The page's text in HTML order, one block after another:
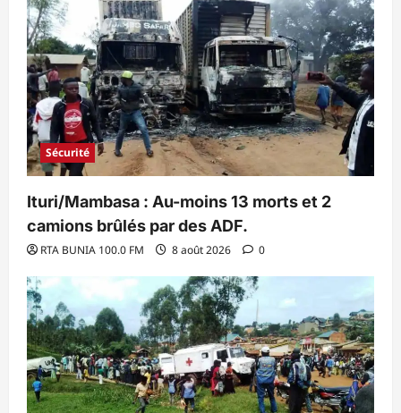
Sécurité
Ituri/Mambasa : Au-moins 13 morts et 2
camions brûlés par des ADF.
RTA BUNIA 100.0 FM 8 août 2026 0